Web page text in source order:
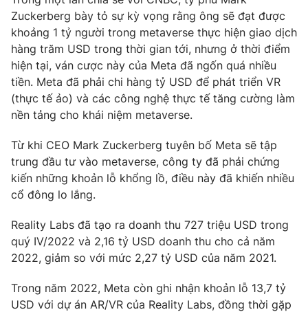
Video Shorts video
VTV Money VTV Thể thao
VTV Sức khoẻ Bất động sản
Thị trường 24h Tấm lòng Việt
VTV4 Vươn mình bằng AI
VTV9 VTV8
Liên hệ tòa soạn English
Zuckerberg bày tỏ sự kỳ vọng rằng ông sẽ đạt được
khoảng 1 tỷ người trong metaverse thực hiện giao dịch
hàng trăm USD trong thời gian tới, nhưng ở thời điểm
hiện tại, ván cược này của Meta đã ngốn quá nhiều
tiền. Meta đã phải chi hàng tỷ USD để phát triển VR
(thực tế ảo) và các công nghệ thực tế tăng cường làm
nền tảng cho khái niệm metaverse.
Từ khi CEO Mark Zuckerberg tuyên bố Meta sẽ tập
trung đầu tư vào metaverse, công ty đã phải chứng
kiến những khoản lỗ khổng lồ, điều này đã khiến nhiều
cổ đông lo lắng.
Reality Labs đã tạo ra doanh thu 727 triệu USD trong
quý IV/2022 và 2,16 tỷ USD doanh thu cho cả năm
2022, giảm so với mức 2,27 tỷ USD của năm 2021.
Trong năm 2022, Meta còn ghi nhận khoản lỗ 13,7 tỷ
USD với dự án AR/VR của Reality Labs, đồng thời gặp